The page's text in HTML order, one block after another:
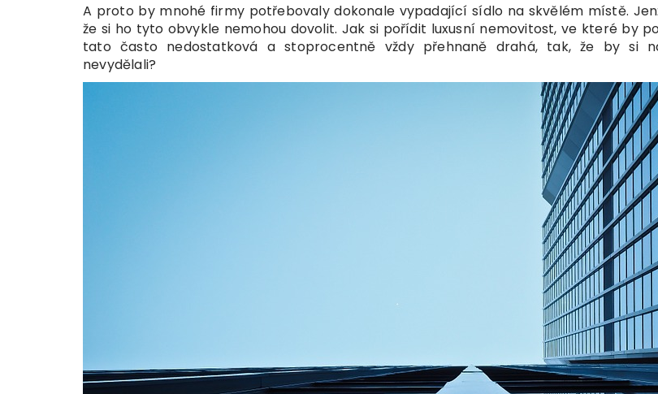
A proto by mnohé firmy potřebovaly dokonale vypadající sídlo na skvělém místě.
že si ho tyto obvykle nemohou dovolit. Jak si pořídit luxusní nemovitost, ve které by
tato často nedostatková a stoprocentně vždy přehnaně drahá, tak, že by si
nevydělali?